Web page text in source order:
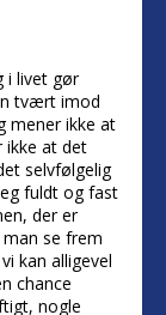
i livet gør
tvært imod
mener ikke at
ikke at det
selvfølgelig
fuldt og fast
der er
se frem
kan alligevel
chance
nogle